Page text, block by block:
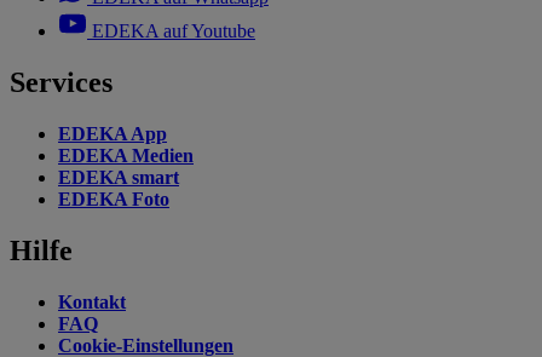
EDEKA auf Youtube
Services
EDEKA App
EDEKA Medien
EDEKA smart
EDEKA Foto
Hilfe
Kontakt
FAQ
Cookie-Einstellungen